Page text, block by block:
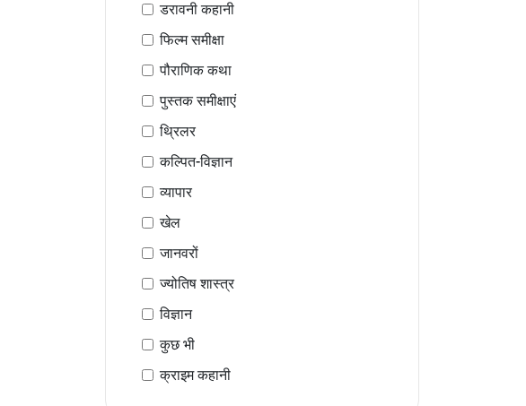
डरावनी कहानी
फिल्म समीक्षा
पौराणिक कथा
पुस्तक समीक्षाएं
थ्रिलर
कल्पित-विज्ञान
व्यापार
खेल
जानवरों
ज्योतिष शास्त्र
विज्ञान
कुछ भी
क्राइम कहानी